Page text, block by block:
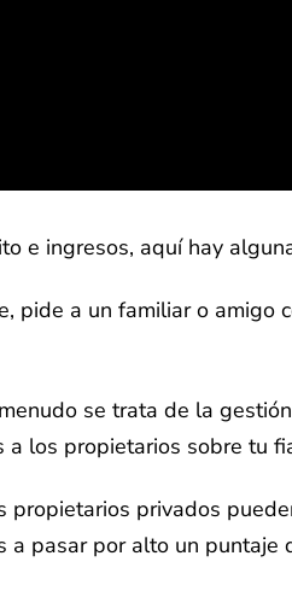
e ingresos, aquí hay
pide a un familiar o amigo
se trata de la
los propietarios sobre tu
propietarios privados
a pasar por alto un